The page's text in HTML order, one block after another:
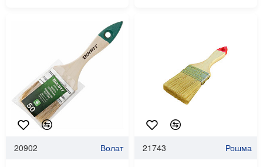
20902 Волат 21743 Рошма